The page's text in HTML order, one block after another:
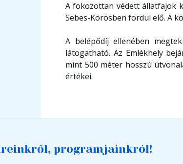
A fokozottan védett állatfajok
Sebes-Körösben fordul elő. A
A belépődíj ellenében
látogatható. Az Emlékhely
mint 500 méter hosszú
értékei.
programjainkról!